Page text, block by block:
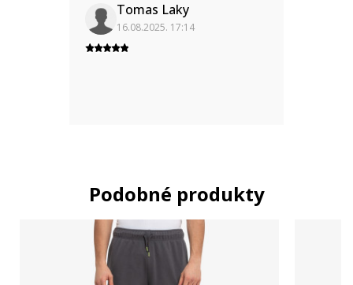
Tomas Laky
16.08.2025. 17:14
Podobné produkty